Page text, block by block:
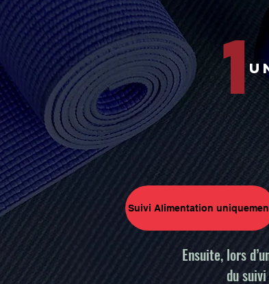
1
Suivi Alimentation
Ensuite, lors
du